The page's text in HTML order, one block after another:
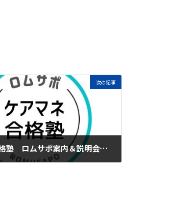
次の記事
ケアマネ合格塾 ロムサポ案内＆説明会のお知らせ